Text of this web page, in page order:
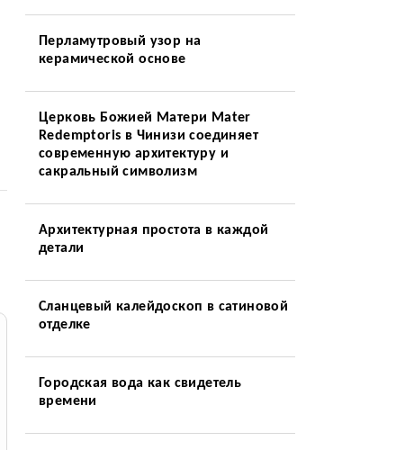
Перламутровый узор на
керамической основе
Церковь Божией Матери Mater
Redemptoris в Чинизи соединяет
современную архитектуру и
сакральный символизм
Архитектурная простота в каждой
детали
Сланцевый калейдоскоп в сатиновой
отделке
Городская вода как свидетель
времени